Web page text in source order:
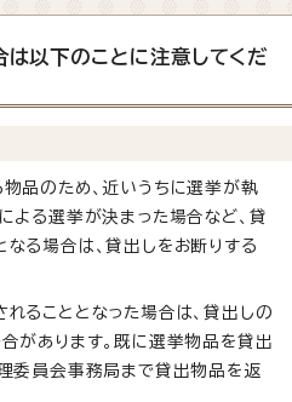
以下のことに注意してくだ
品のため、近いうちに選挙が執
よる選挙が決まった場合など、貸
る場合は、貸出しをお断りする
ることとなった場合は、貸出しの
があります。既に選挙物品を貸出
委員会事務局まで貸出物品を返